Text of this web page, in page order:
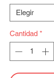
Cantidad *